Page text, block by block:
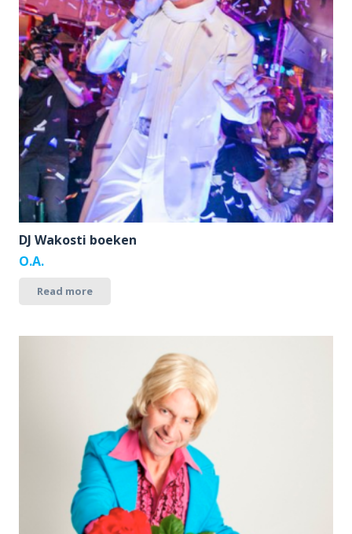
DJ Wakosti boeken
O.A.
Read more